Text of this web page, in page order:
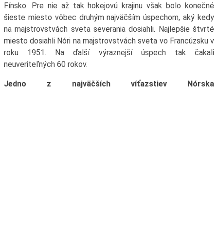
Fínsko. Pre nie až tak hokejovú krajinu však bolo konečné
šieste miesto vôbec druhým najväčším úspechom, aký kedy
na majstrovstvách sveta severania dosiahli. Najlepšie štvrté
miesto dosiahli Nóri na majstrovstvách sveta vo Francúzsku v
roku 1951. Na ďalší výraznejší úspech tak čakali
neuveriteľných 60 rokov.
Jedno z najväčších víťazstiev Nórska